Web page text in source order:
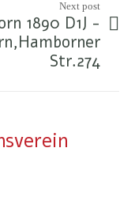
Next post
1890 D1J -
Str.274